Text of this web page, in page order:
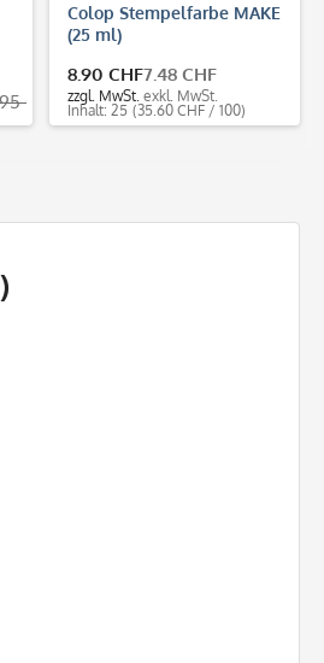
CHF *
Colop Stempelfarbe MAKE
(25 ml)
8.90 CHF
zzgl. MwSt.
7.48 CHF
exkl. MwSt.
Inhalt: 25 (35.60 CHF / 100)